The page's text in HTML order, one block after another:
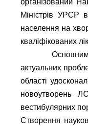
Міністрів УРСР
населення на
кваліфікованих
Основними
актуальних
області
новоутворень
вестибулярних
Створення